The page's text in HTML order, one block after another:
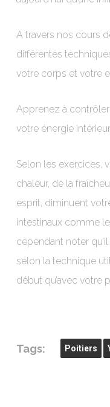
A travers nos cours
différentes
votre corps et votre
Apprenez à
votre énergie
Selon les exercices,
chaleur, de la
esprit, diminuent
intestinaux comme
cependant noter
selon la technique
début qu’avec votre
Tags: Poitiers